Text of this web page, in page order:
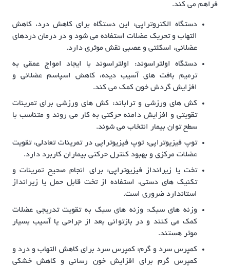
فراهم می کند.
دستگاه الکتروتراپی: این دستگاه برای کاهش درد، کاهش
التهاب و تحریک عضلات استفاده می شود و در درمان دردهای
عضلانی، اسکلتی و عصبی نقش موثری دارد.
دستگاه اولتراسوند: اولتراسوند با ایجاد امواج عمقی به
ترمیم بافت های آسیب دیده، کاهش اسپاسم عضلانی و
افزایش گردش خون کمک می کند.
کش های ورزشی و تراباند: کش های ورزشی برای تمرینات
تقویتی و افزایش دامنه حرکتی به کار می روند و متناسب با
سطح توان بیمار انتخاب می شوند.
توپ فیزیوتراپی: توپ فیزیوتراپی در تمرینات تعادلی، تقویت
عضلات مرکزی و بهبود کنترل حرکتی بیماران کاربرد دارد.
تخت یا زیرانداز فیزیوتراپی: برای انجام صحیح تمرینات و
تکنیک های دستی، استفاده از تخت قابل حمل یا زیرانداز
استاندارد ضروری است.
وزنه های سبک: وزنه های سبک به تقویت تدریجی عضلات
کمک می کنند و در بازتوانی بعد از جراحی یا آسیب بسیار
موثر هستند.
کمپرس سرد و گرم: کمپرس سرد برای کاهش التهاب و درد و
کمپرس گرم برای افزایش خون رسانی و کاهش خشکی